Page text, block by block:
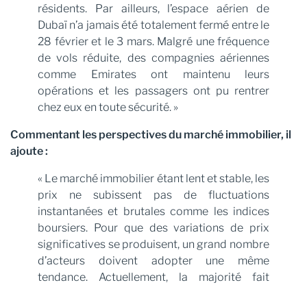
résidents. Par ailleurs, l’espace aérien de
Dubaï n’a jamais été totalement fermé entre le
28 février et le 3 mars. Malgré une fréquence
de vols réduite, des compagnies aériennes
comme Emirates ont maintenu leurs
opérations et les passagers ont pu rentrer
chez eux en toute sécurité. »
Commentant les perspectives du marché immobilier, il
ajoute :
« Le marché immobilier étant lent et stable, les
prix ne subissent pas de fluctuations
instantanées et brutales comme les indices
boursiers. Pour que des variations de prix
significatives se produisent, un grand nombre
d’acteurs doivent adopter une même
tendance. Actuellement, la majorité fait